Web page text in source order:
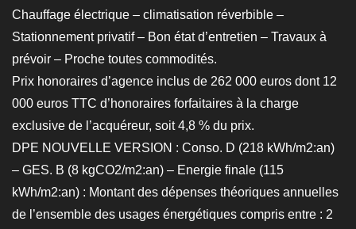
Chauffage électrique – climatisation réverbible –
Stationnement privatif – Bon état d’entretien – Travaux à
prévoir – Proche toutes commodités.
Prix honoraires d’agence inclus de 262 000 euros dont 12
000 euros TTC d’honoraires forfaitaires à la charge
exclusive de l’acquéreur, soit 4,8 % du prix.
DPE NOUVELLE VERSION : Conso. D (218 kWh/m2:an)
– GES. B (8 kgCO2/m2:an) – Energie finale (115
kWh/m2:an) : Montant des dépenses théoriques annuelles
de l’ensemble des usages énergétiques compris entre : 2